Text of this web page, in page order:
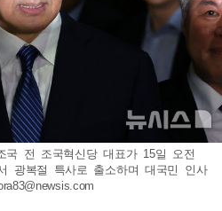
국 전 조국혁신당 대표가 15일 오전
광복절 특사로 출소하며 대국민 인사